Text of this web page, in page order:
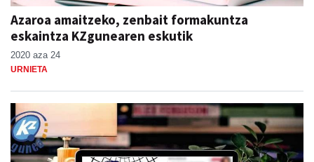
Azaroa amaitzeko, zenbait formakuntza
eskaintza KZgunearen eskutik
2020 aza 24
URNIETA